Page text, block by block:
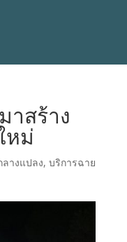
าสร้าง
หม่
างแปลง, บริการฉาย